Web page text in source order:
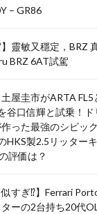
– GR86
】靈敏又穩定，BRZ
BRZ 6AT試駕
土屋圭市がARTA
谷口信輝と試乗！ド
った最強のシビッ
HKS製2.5リッター
評価は？
似すぎ⁉︎】Ferrari
ーの2台持ち20代